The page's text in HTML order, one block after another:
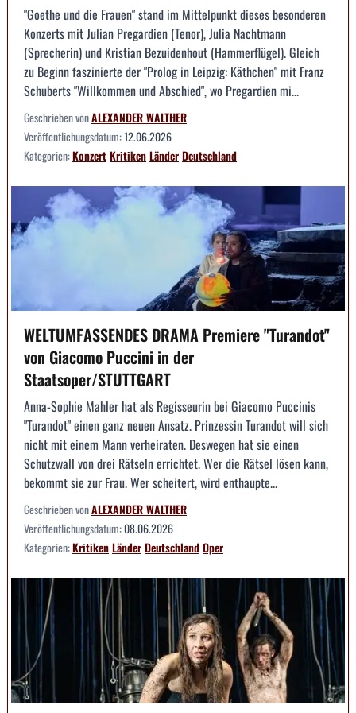
"Goethe und die Frauen" stand im Mittelpunkt dieses besonderen
Konzerts mit Julian Pregardien (Tenor), Julia Nachtmann
(Sprecherin) und Kristian Bezuidenhout (Hammerflügel). Gleich
zu Beginn faszinierte der "Prolog in Leipzig: Käthchen" mit Franz
Schuberts "Willkommen und Abschied", wo Pregardien mi...
Geschrieben vonALEXANDER WALTHER
Veröffentlichungsdatum:12.06.2026
Kategorien:KonzertKritikenLänderDeutschland
WELTUMFASSENDES DRAMA Premiere "Turandot"
von Giacomo Puccini in der
Staatsoper/STUTTGART
Anna-Sophie Mahler hat als Regisseurin bei Giacomo Puccinis
"Turandot" einen ganz neuen Ansatz. Prinzessin Turandot will sich
nicht mit einem Mann verheiraten. Deswegen hat sie einen
Schutzwall von drei Rätseln errichtet. Wer die Rätsel lösen kann,
bekommt sie zur Frau. Wer scheitert, wird enthaupte...
Geschrieben vonALEXANDER WALTHER
Veröffentlichungsdatum:08.06.2026
Kategorien:KritikenLänderDeutschlandOper